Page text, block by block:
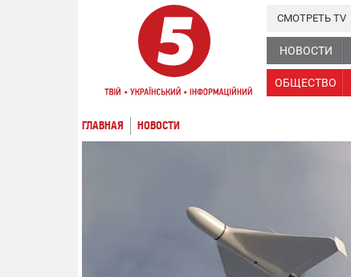
НОВОСТИ
ОБЩЕСТВО
СМОТРЕТЬ TV
ГЛАВНАЯ НОВОСТИ